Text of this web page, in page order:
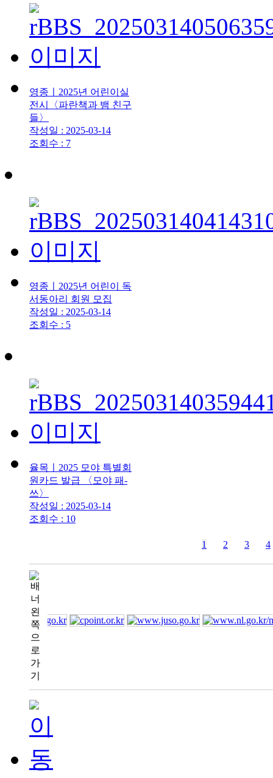
영종ㅣ2025년 어린이실
전시〈파란책과 뱀 친구
들〉
작성일 : 2025-03-14
조회수 : 7
영종ㅣ2025년 어린이 독
서동아리 회원 모집
작성일 : 2025-03-14
조회수 : 5
율목ㅣ2025 모야 특별회
원카드 발급 〈모야 패-
쓰〉
작성일 : 2025-03-14
조회수 : 10
1 2 3 4